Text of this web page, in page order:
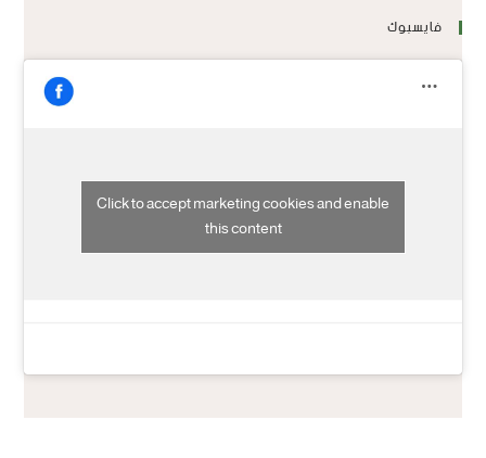
فايسبوك
Click to accept marketing cookies and enable
this content